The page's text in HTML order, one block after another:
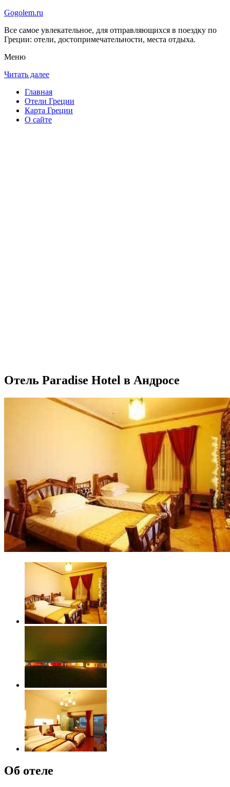
Gogolem.ru
Все самое увлекательное, для отправляющихся в поездку по
Греции: отели, достопримечательности, места отдыха.
Меню
Читать далее
Главная
Отели Греции
Карта Греции
О сайте
Отель Paradise Hotel в Андросе
Об отеле